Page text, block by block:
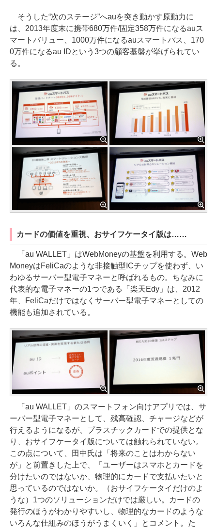
そうした“次のステージ”へauを突き動かす原動力に
は、2013年度末に携帯680万件/固定358万件になるauス
マートバリュー、1000万件になるauスマートパス、170
0万件になるau IDという3つの顧客基盤が挙げられてい
る。
カードの価値を重視、おサイフケータイ版は……
「au WALLET」はWebMoneyの基盤を利用する。Web
MoneyはFeliCaのような非接触型ICチップを使わず、い
わゆるサーバー型電子マネーと呼ばれるもの。ちなみに
代表的な電子マネーの1つである「楽天Edy」は、2012
年、FeliCaだけではなくサーバー型電子マネーとしての
機能も追加されている。
「au WALLET」のスマートフォン向けアプリでは、サ
ーバー型電子マネーとして、残高確認、チャージなどが
行えるようになるが、プラスチックカードでの提供とな
り、おサイフケータイ版については触れられていない。
この点について、田中氏は「将来のことはわからない
が」と前置きした上で、「ユーザーはスマホとカードを
分けたいのではないか、物理的にカードで支払いたいと
思っているのではないか。（おサイフケータイだけのよ
うな）1つのソリューションだけでは厳しい。カードの
発行のほうがわかりやすいし、物理的なカードのような
いろんな仕組みのほうがうまくいく」とコメント。た